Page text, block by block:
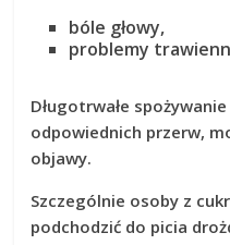
bóle głowy,
problemy
Długotrwałe
odpowiednich przerw,
objawy.
Szczególnie osoby z
podchodzić do picia